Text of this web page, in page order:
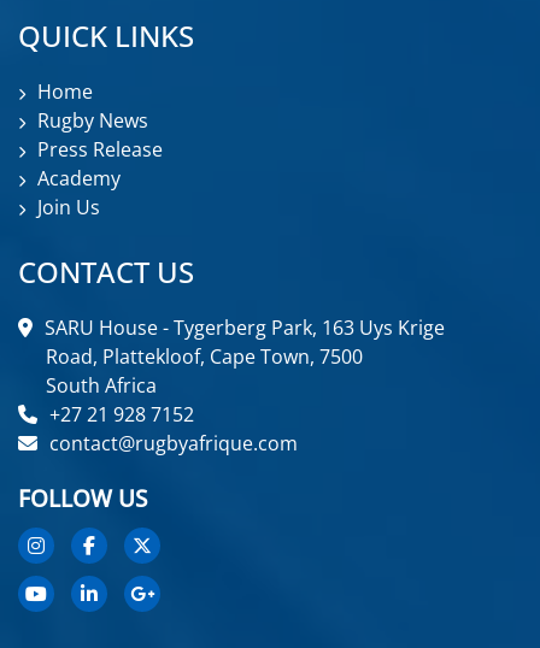
QUICK LINKS
Home
Rugby News
Press Release
Academy
Join Us
CONTACT US
SARU House - Tygerberg Park, 163 Uys Krige
Road, Plattekloof, Cape Town, 7500
South Africa
+27 21 928 7152
contact@rugbyafrique.com
FOLLOW US